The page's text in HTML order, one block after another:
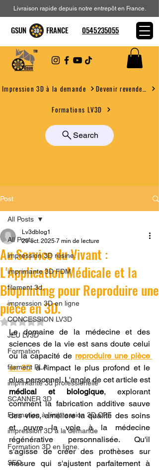
Impression 3D à la demande
Formations LV3D
Search
Livraison rapide depuis notre entrepôt en France.
GSUN FRANCE 0545235055
Post
All Posts
impression 3D résine.
imprimante 3D FDM
filament 3d,
impression 3D en ligne
CONCESSION LV3D
JEU LV3D
Formation
filament PLA
imprimante 3d professionelle
SCANNER 3D
Formation à l'impression 3D CPF
impression 3D à la demande
Formation 3D en ligne.
SEO
All Posts
Au Service du Vivant :
L'Application Médicale et la
Bioprinting pour Reproduire une
pièce en 3D.
Lv3dblog1
20 oct. 2025 7 min de lecture
Noté NaN étoiles sur 5.
Le domaine de la médecine et des
sciences de la vie est sans doute celui
où la capacité de reproduire une pièce
en 3D a l'impact le plus profond et le
plus personnel. L'angle de cet article est
médical et biologique, explorant
comment la fabrication additive sauve
des vies, améliore la qualité des soins
et ouvre la voie à la médecine
régénérative personnalisée. Qu'il
s'agisse de créer des prothèses sur
mesure qui s'ajustent parfaitement à